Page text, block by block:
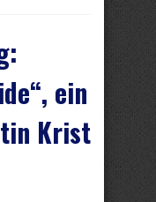
ein
Krist